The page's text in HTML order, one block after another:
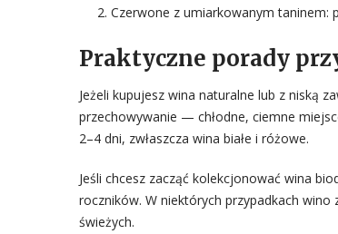
Czerwone z umiarkowanym taninem:
Praktyczne porady
Jeżeli kupujesz wina naturalne lub z niską
przechowywanie — chłodne, ciemne
2–4 dni, zwłaszcza wina białe i różowe.
Jeśli chcesz zacząć kolekcjonować wina
roczników. W niektórych przypadkach wino
świeżych.